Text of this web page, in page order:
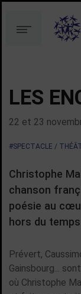
au
contenu
à
Menu
LES
22 et 23
#SPECTACLE /
Christophe
chanson
poésie au
hors du
Prévert,
Gainsbourg...
où Christophe